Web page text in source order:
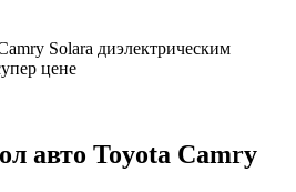
Solara диэлектрическим
цене
авто Toyota Camry